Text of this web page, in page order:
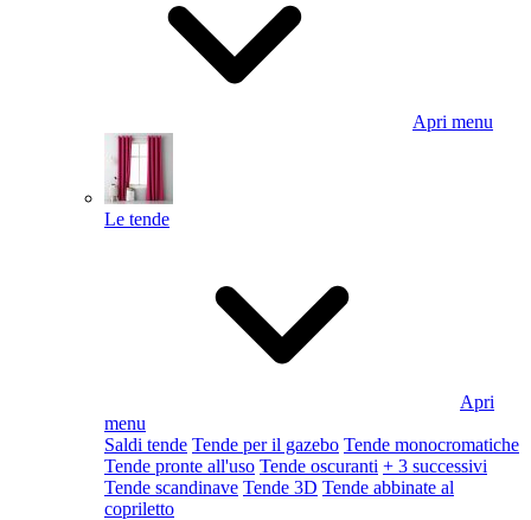
Apri menu
Le tende
Apri
menu
Saldi tende Tende per il gazebo Tende monocromatiche
Tende pronte all'uso Tende oscuranti + 3 successivi
Tende scandinave Tende 3D Tende abbinate al
copriletto